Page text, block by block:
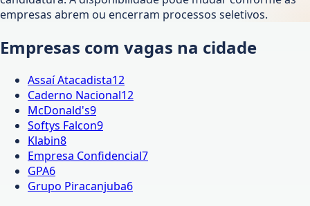
empresas abrem ou encerram processos seletivos.
Empresas com vagas na cidade
Assaí Atacadista12
Caderno Nacional12
McDonald's9
Softys Falcon9
Klabin8
Empresa Confidencial7
GPA6
Grupo Piracanjuba6